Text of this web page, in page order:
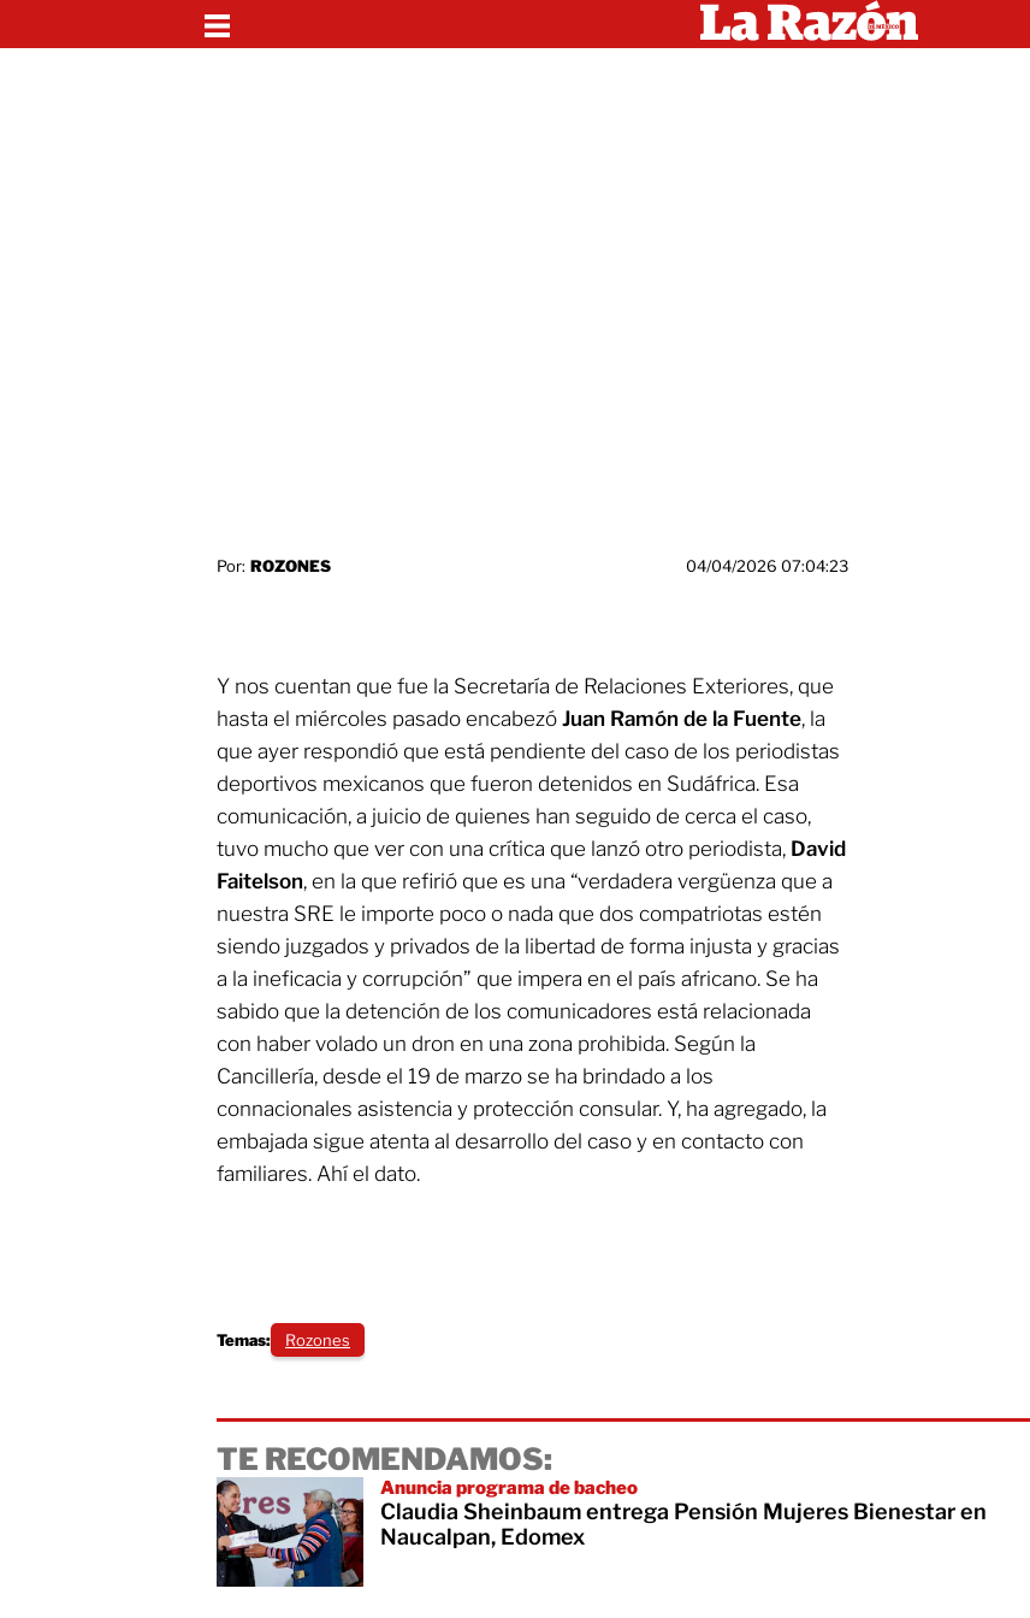
Por: ROZONES 04/04/2026 07:04:23
Y nos cuentan que fue la Secretaría de Relaciones Exteriores, que
hasta el miércoles pasado encabezó Juan Ramón de la Fuente, la
que ayer respondió que está pendiente del caso de los periodistas
deportivos mexicanos que fueron detenidos en Sudáfrica. Esa
comunicación, a juicio de quienes han seguido de cerca el caso,
tuvo mucho que ver con una crítica que lanzó otro periodista, David
Faitelson, en la que refirió que es una “verdadera vergüenza que a
nuestra SRE le importe poco o nada que dos compatriotas estén
siendo juzgados y privados de la libertad de forma injusta y gracias
a la ineficacia y corrupción” que impera en el país africano. Se ha
sabido que la detención de los comunicadores está relacionada
con haber volado un dron en una zona prohibida. Según la
Cancillería, desde el 19 de marzo se ha brindado a los
connacionales asistencia y protección consular. Y, ha agregado, la
embajada sigue atenta al desarrollo del caso y en contacto con
familiares. Ahí el dato.
Temas: Rozones
TE RECOMENDAMOS:
Anuncia programa de bacheo
Claudia Sheinbaum entrega Pensión Mujeres Bienestar en
Naucalpan, Edomex